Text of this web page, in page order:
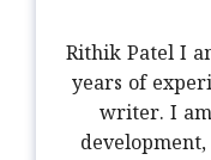
Rithik Patel I
years of
writer. I